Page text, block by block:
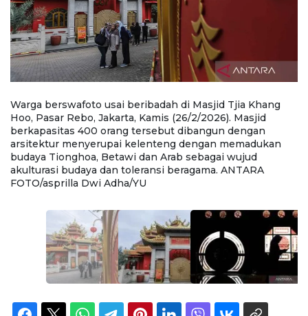
Warga berswafoto usai beribadah di Masjid Tjia Khang
Hoo, Pasar Rebo, Jakarta, Kamis (26/2/2026). Masjid
berkapasitas 400 orang tersebut dibangun dengan
arsitektur menyerupai kelenteng dengan memadukan
budaya Tionghoa, Betawi dan Arab sebagai wujud
akulturasi budaya dan toleransi beragama. ANTARA
FOTO/asprilla Dwi Adha/YU